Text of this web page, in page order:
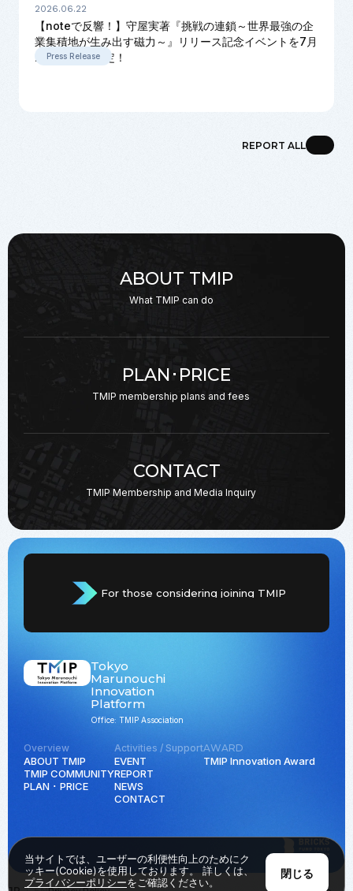
2026.06.22
【noteで反響！】守屋実著『挑戦の連鎖～世界最強の企
業集積地が生み出す磁力～』リリース記念イベントを7月
22日に開催決定！
Press Release
REPORT ALL
ABOUT TMIP
What TMIP can do
PLAN･PRICE
TMIP membership plans and fees
CONTACT
TMIP Membership and Media Inquiry
For those considering joining TMIP
Tokyo
Marunouchi
Innovation
Platform
Office: TMIP Association
Overview
ABOUT TMIP
TMIP COMMUNITY
PLAN ･ PRICE
Activities / Support
EVENT
REPORT
NEWS
CONTACT
AWARD
TMIP Innovation Award
当サイトでは、ユーザーの利便性向上のためにク
ッキー(Cookie)を使用しております。 詳しくは、
プライバシーポリシーをご確認ください。
閉じる